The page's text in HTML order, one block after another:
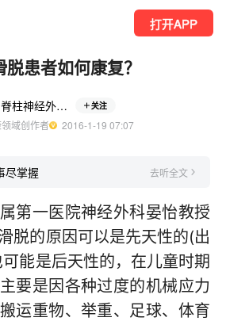
打开APP
脱患者如何康复？
脊柱神经外科晏怡主任 关注
域创作者
  2016-1-19 07:07
尽掌握 去听全文
第一医院神经外科晏怡教授
脱的原因可以是先天性的(出
能是后天性的，在儿童时期
要是因各种过度的机械应力
运重物、举重、足球、体育